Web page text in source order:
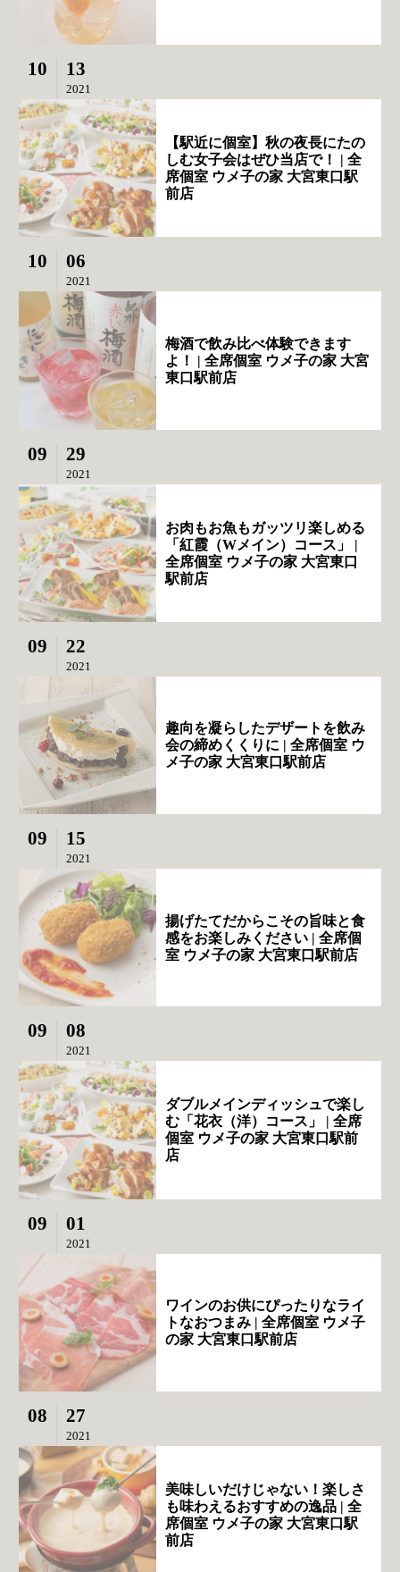
10 13
2021
【駅近に個室】秋の夜長にたの
しむ女子会はぜひ当店で！ | 全
席個室 ウメ子の家 大宮東口駅
前店
10 06
2021
梅酒で飲み比べ体験できます
よ！ | 全席個室 ウメ子の家 大宮
東口駅前店
09 29
2021
お肉もお魚もガッツリ楽しめる
「紅霞（Wメイン）コース」 |
全席個室 ウメ子の家 大宮東口
駅前店
09 22
2021
趣向を凝らしたデザートを飲み
会の締めくくりに | 全席個室 ウ
メ子の家 大宮東口駅前店
09 15
2021
揚げたてだからこその旨味と食
感をお楽しみください | 全席個
室 ウメ子の家 大宮東口駅前店
09 08
2021
ダブルメインディッシュで楽し
む「花衣（洋）コース」 | 全席
個室 ウメ子の家 大宮東口駅前
店
09 01
2021
ワインのお供にぴったりなライ
トなおつまみ | 全席個室 ウメ子
の家 大宮東口駅前店
08 27
2021
美味しいだけじゃない！楽しさ
も味わえるおすすめの逸品 | 全
席個室 ウメ子の家 大宮東口駅
前店